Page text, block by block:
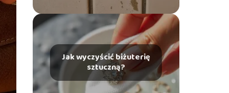
Jak wyczyścić biżuterię
sztuczną?